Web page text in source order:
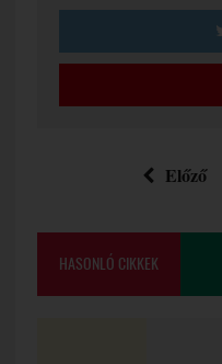
Előző
HASONLÓ CIKKEK